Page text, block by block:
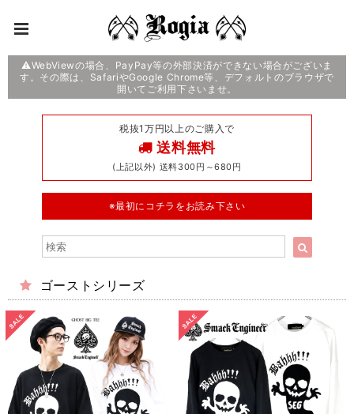
⚠️WebViewの場合、PayPay等の外部決済ができない場合がございま
す。その際は、SafariやGoogle Chrome等、デフォルトのブラウザで
開いてご利用下さいませ。
税抜1万円以上のご購入で
送料無料
(上記以外) 送料300円～680円
※最初にコチラをお読み下さい
ゴーストシリーズ